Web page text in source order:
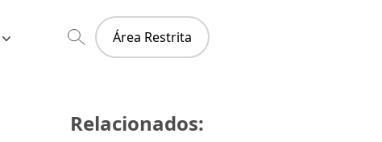
Área Restrita
Relacionados: